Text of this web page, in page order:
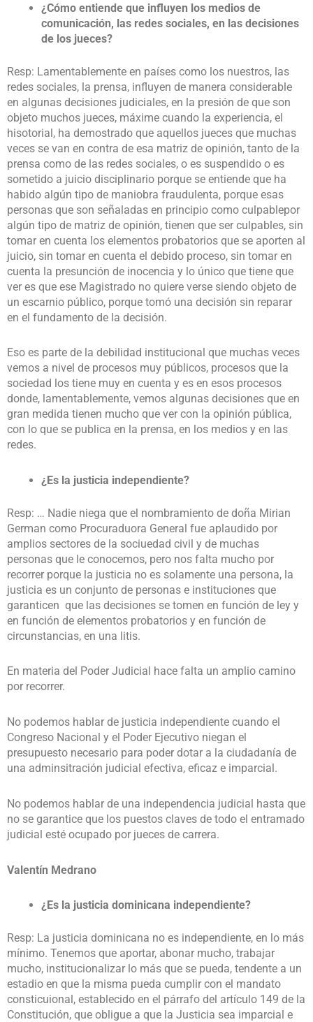
¿Cómo entiende que influyen los medios de
comunicación, las redes sociales, en las decisiones
de los jueces?
Resp: Lamentablemente en países como los nuestros, las
redes sociales, la prensa, influyen de manera considerable
en algunas decisiones judiciales, en la presión de que son
objeto muchos jueces, máxime cuando la experiencia, el
hisotorial, ha demostrado que aquellos jueces que muchas
veces se van en contra de esa matriz de opinión, tanto de la
prensa como de las redes sociales, o es suspendido o es
sometido a juicio disciplinario porque se entiende que ha
habido algún tipo de maniobra fraudulenta, porque esas
personas que son señaladas en principio como culpablepor
algún tipo de matriz de opinión, tienen que ser culpables, sin
tomar en cuenta los elementos probatorios que se aporten al
juicio, sin tomar en cuenta el debido proceso, sin tomar en
cuenta la presunción de inocencia y lo único que tiene que
ver es que ese Magistrado no quiere verse siendo objeto de
un escarnio público, porque tomó una decisión sin reparar
en el fundamento de la decisión.
Eso es parte de la debilidad institucional que muchas veces
vemos a nivel de procesos muy públicos, procesos que la
sociedad los tiene muy en cuenta y es en esos procesos
donde, lamentablemente, vemos algunas decisiones que en
gran medida tienen mucho que ver con la opinión pública,
con lo que se publica en la prensa, en los medios y en las
redes.
¿Es la justicia independiente?
Resp: … Nadie niega que el nombramiento de doña Mirian
German como Procuraduora General fue aplaudido por
amplios sectores de la sociuedad civil y de muchas
personas que le conocemos, pero nos falta mucho por
recorrer porque la justicia no es solamente una persona, la
justicia es un conjunto de personas e instituciones que
garanticen que las decisiones se tomen en función de ley y
en función de elementos probatorios y en función de
circunstancias, en una litis.
En materia del Poder Judicial hace falta un amplio camino
por recorrer.
No podemos hablar de justicia independiente cuando el
Congreso Nacional y el Poder Ejecutivo niegan el
presupuesto necesario para poder dotar a la ciudadanía de
una adminsitración judicial efectiva, eficaz e imparcial.
No podemos hablar de una independencia judicial hasta que
no se garantice que los puestos claves de todo el entramado
judicial esté ocupado por jueces de carrera.
Valentín Medrano
¿Es la justicia dominicana independiente?
Resp: La justicia dominicana no es independiente, en lo más
mínimo. Tenemos que aportar, abonar mucho, trabajar
mucho, institucionalizar lo más que se pueda, tendente a un
estadio en que la misma pueda cumplir con el mandato
consticuional, establecido en el párrafo del artículo 149 de la
Constitución, que obligue a que la Justicia sea imparcial e